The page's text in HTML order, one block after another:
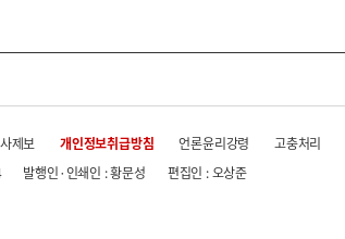
제보 개인정보취급방침 언론윤리강령 고충처리
발행인·인쇄인 : 황문성
편집인 : 오상준